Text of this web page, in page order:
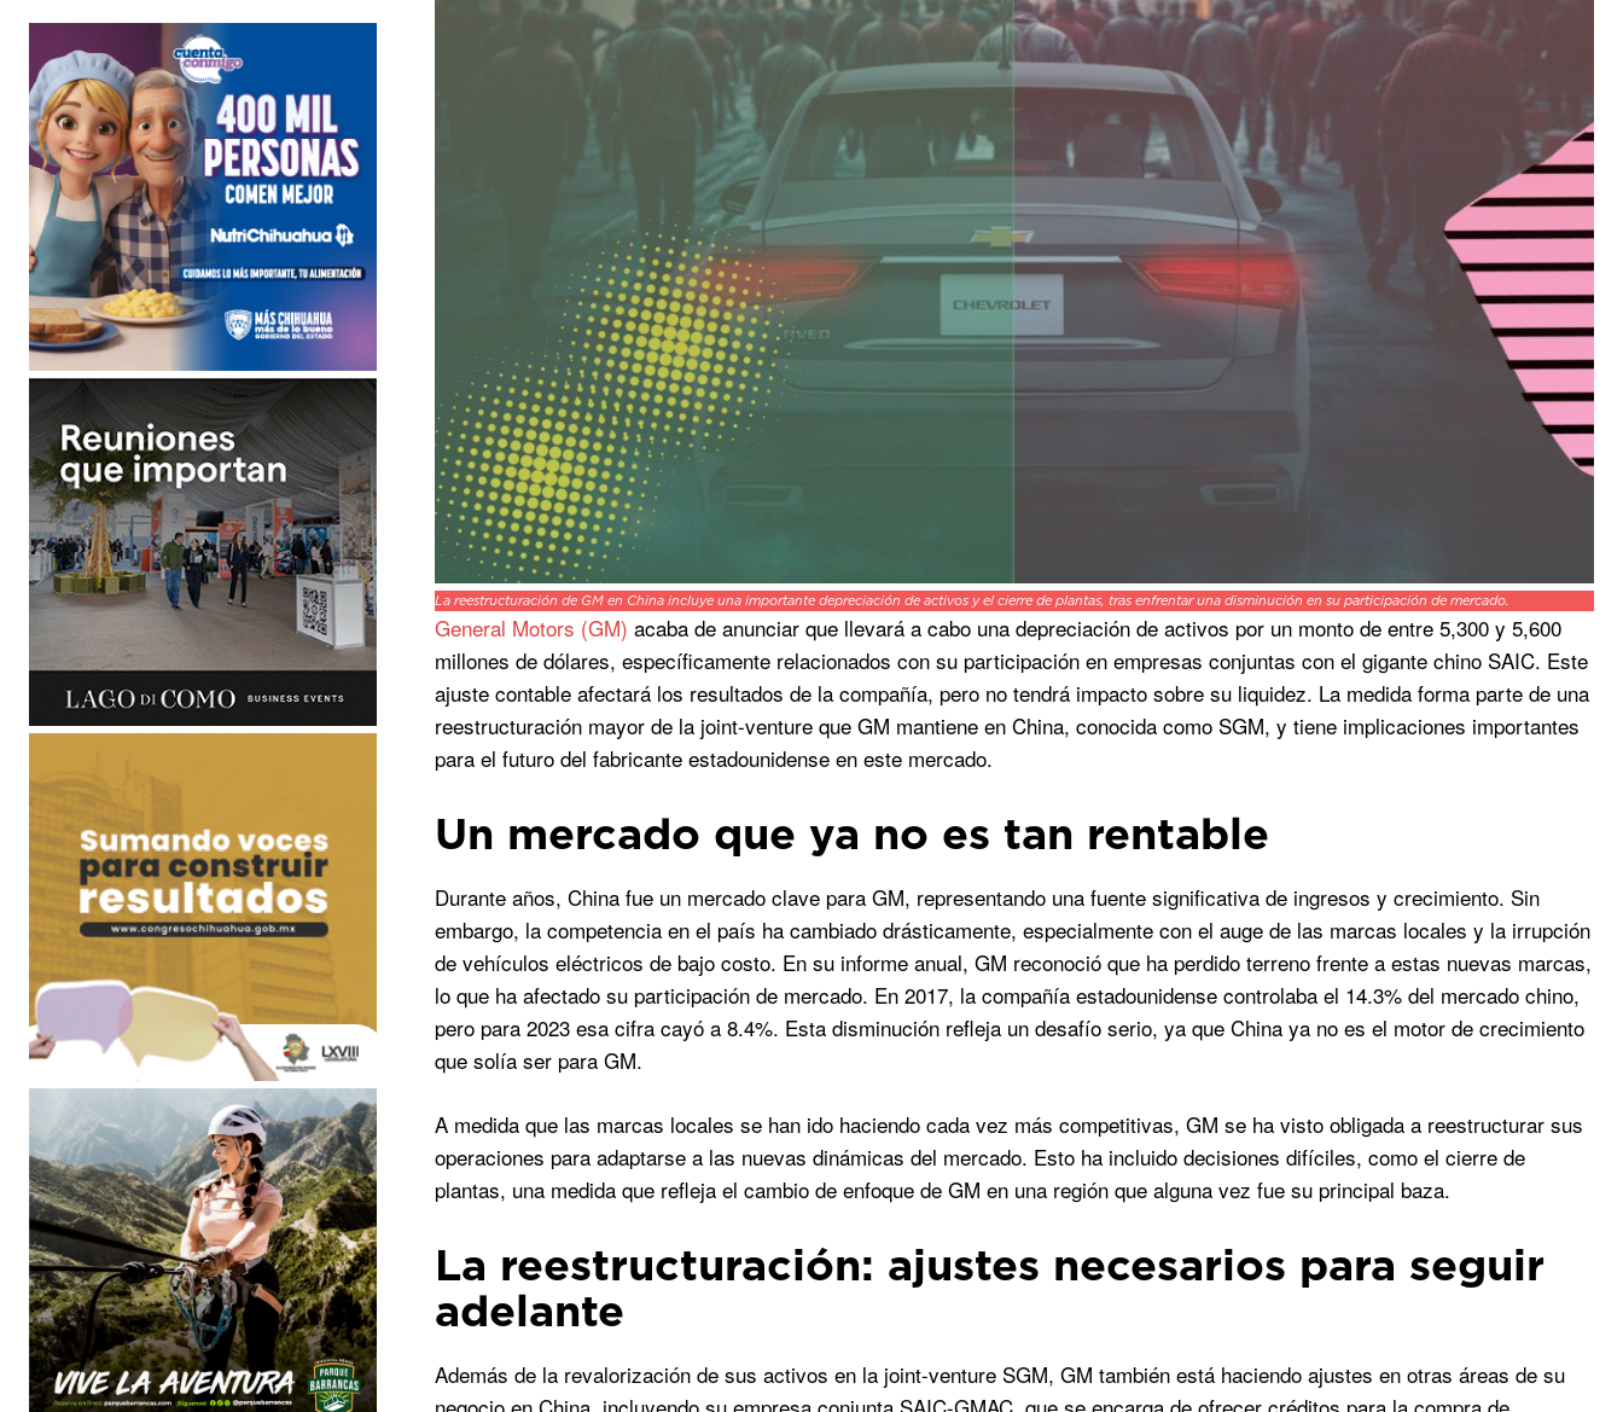
La reestructuración de GM en China incluye una importante depreciación de activos y el cierre de plantas, tras enfrentar una disminución en su participación de mercado.
General Motors (GM) acaba de anunciar que llevará a cabo una depreciación de activos por un monto de entre 5,300 y 5,600
millones de dólares, específicamente relacionados con su participación en empresas conjuntas con el gigante chino SAIC. Este
ajuste contable afectará los resultados de la compañía, pero no tendrá impacto sobre su liquidez. La medida forma parte de una
reestructuración mayor de la joint-venture que GM mantiene en China, conocida como SGM, y tiene implicaciones importantes
para el futuro del fabricante estadounidense en este mercado.
Un mercado que ya no es tan rentable
Durante años, China fue un mercado clave para GM, representando una fuente significativa de ingresos y crecimiento. Sin
embargo, la competencia en el país ha cambiado drásticamente, especialmente con el auge de las marcas locales y la irrupción
de vehículos eléctricos de bajo costo. En su informe anual, GM reconoció que ha perdido terreno frente a estas nuevas marcas,
lo que ha afectado su participación de mercado. En 2017, la compañía estadounidense controlaba el 14.3% del mercado chino,
pero para 2023 esa cifra cayó a 8.4%. Esta disminución refleja un desafío serio, ya que China ya no es el motor de crecimiento
que solía ser para GM.
A medida que las marcas locales se han ido haciendo cada vez más competitivas, GM se ha visto obligada a reestructurar sus
operaciones para adaptarse a las nuevas dinámicas del mercado. Esto ha incluido decisiones difíciles, como el cierre de
plantas, una medida que refleja el cambio de enfoque de GM en una región que alguna vez fue su principal baza.
La reestructuración: ajustes necesarios para seguir
adelante
Además de la revalorización de sus activos en la joint-venture SGM, GM también está haciendo ajustes en otras áreas de su